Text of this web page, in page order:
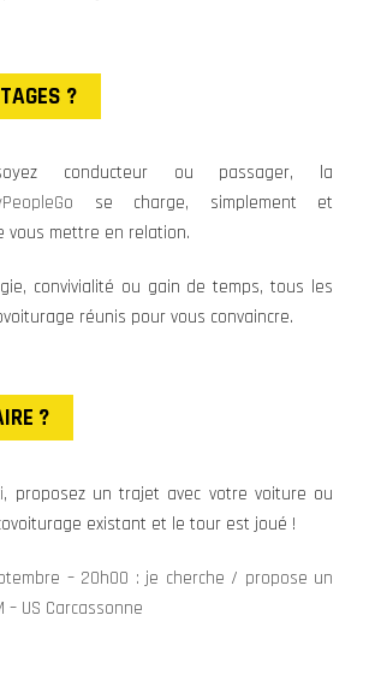
?
conducteur ou passager, la
se charge, simplement et
vous mettre en relation.
convivialité ou gain de temps, tous les
réunis pour vous convaincre.
?
, proposez un trajet avec votre voiture ou
existant et le tour est joué !
– 20h00 : je cherche / propose un
– US Carcassonne